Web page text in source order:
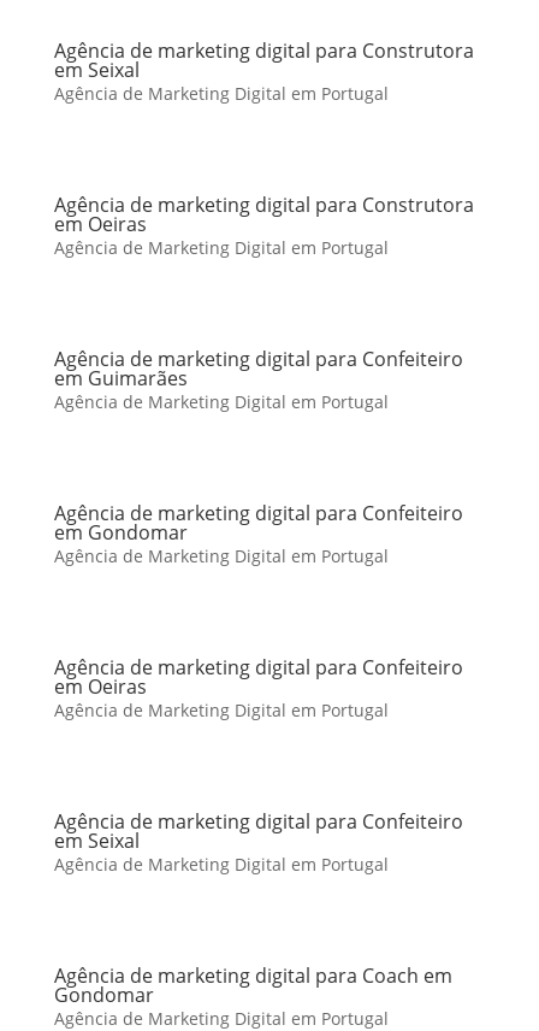
Agência de marketing digital para Construtora
em Seixal
Agência de Marketing Digital em Portugal
Agência de marketing digital para Construtora
em Oeiras
Agência de Marketing Digital em Portugal
Agência de marketing digital para Confeiteiro
em Guimarães
Agência de Marketing Digital em Portugal
Agência de marketing digital para Confeiteiro
em Gondomar
Agência de Marketing Digital em Portugal
Agência de marketing digital para Confeiteiro
em Oeiras
Agência de Marketing Digital em Portugal
Agência de marketing digital para Confeiteiro
em Seixal
Agência de Marketing Digital em Portugal
Agência de marketing digital para Coach em
Gondomar
Agência de Marketing Digital em Portugal